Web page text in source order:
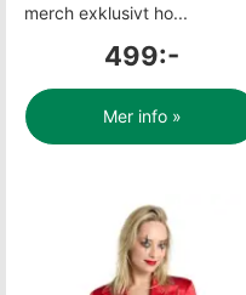
merch exklusivt ho...
499:-
Mer info »